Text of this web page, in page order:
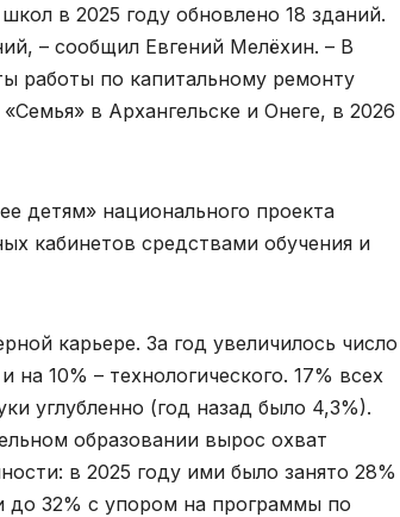
в 2025 году обновлено 18 зданий.
– сообщил Евгений Мелёхин. – В
работы по капитальному ремонту
в Архангельске и Онеге, в 2026
детям» национального проекта
кабинетов средствами обучения и
карьере. За год увеличилось число
10% – технологического. 17% всех
углубленно (год назад было 4,3%).
образовании вырос охват
в 2025 году ими было занято 28%
до 32% с упором на программы по